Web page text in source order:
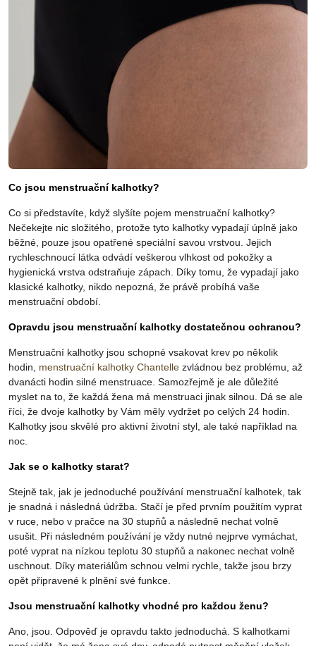
Co jsou menstruační kalhotky?
Co si představíte, když slyšíte pojem menstruační kalhotky?
Nečekejte nic složitého, protože tyto kalhotky vypadají úplně jako
běžné, pouze jsou opatřené speciální savou vrstvou. Jejich
rychleschnoucí látka odvádí veškerou vlhkost od pokožky a
hygienická vrstva odstraňuje zápach. Díky tomu, že vypadají jako
klasické kalhotky, nikdo nepozná, že právě probíhá vaše
menstruační období.
Opravdu jsou menstruační kalhotky dostatečnou ochranou?
Menstruační kalhotky jsou schopné vsakovat krev po několik
hodin, menstruační kalhotky Chantelle zvládnou bez problému, až
dvanácti hodin silné menstruace. Samozřejmě je ale důležité
myslet na to, že každá žena má menstruaci jinak silnou. Dá se ale
říci, že dvoje kalhotky by Vám měly vydržet po celých 24 hodin.
Kalhotky jsou skvělé pro aktivní životní styl, ale také například na
noc.
Jak se o kalhotky starat?
Stejně tak, jak je jednoduché používání menstruační kalhotek, tak
je snadná i následná údržba. Stačí je před prvním použitím vyprat
v ruce, nebo v pračce na 30 stupňů a následně nechat volně
usušit. Při následném používání je vždy nutné nejprve vymáchat,
poté vyprat na nízkou teplotu 30 stupňů a nakonec nechat volně
uschnout. Díky materiálům schnou velmi rychle, takže jsou brzy
opět připravené k plnění své funkce.
Jsou menstruační kalhotky vhodné pro každou ženu?
Ano, jsou. Odpověď je opravdu takto jednoduchá. S kalhotkami